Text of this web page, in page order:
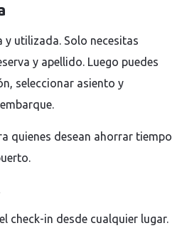
y utilizada. Solo necesitas
y apellido. Luego puedes
seleccionar asiento y
quienes desean ahorrar tiempo
check-in desde cualquier lugar.